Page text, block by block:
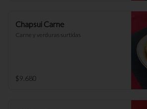
Chapsui Carne
Carne y verduras surtidas
$9.680